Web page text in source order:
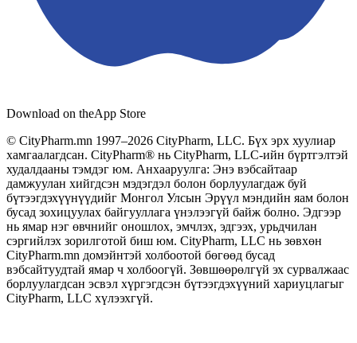
Download on theApp Store
© CityPharm.mn 1997–2026 CityPharm, LLC. Бүх эрх хуулиар
хамгаалагдсан. CityPharm® нь CityPharm, LLC-ийн бүртгэлтэй
худалдааны тэмдэг юм. Анхааруулга: Энэ вэбсайтаар
дамжуулан хийгдсэн мэдэгдэл болон борлуулагдаж буй
бүтээгдэхүүнүүдийг Монгол Улсын Эрүүл мэндийн яам болон
бусад зохицуулах байгууллага үнэлээгүй байж болно. Эдгээр
нь ямар нэг өвчнийг оношлох, эмчлэх, эдгээх, урьдчилан
сэргийлэх зорилготой биш юм. CityPharm, LLC нь зөвхөн
CityPharm.mn домэйнтэй холбоотой бөгөөд бусад
вэбсайтуудтай ямар ч холбоогүй. Зөвшөөрөлгүй эх сурвалжаас
борлуулагдсан эсвэл хүргэгдсэн бүтээгдэхүүний хариуцлагыг
CityPharm, LLC хүлээхгүй.